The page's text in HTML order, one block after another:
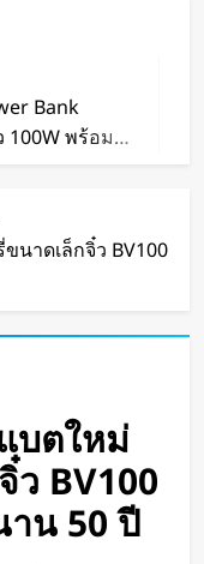
Bank
100W พร้อม
รทำงานจริง
งงานจากคลื่น
น้ำทะเลช่วย
เครื่องขุดอุ
บิดหิน เครื่อง
ปิดตัว Weather
ำหรับคาด
นาดเล็กจิ๋ว BV100
บตใหม่
ว BV100
าน 50 ปี